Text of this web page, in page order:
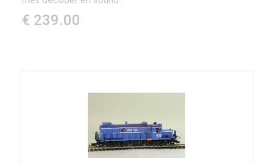
€ 239.00